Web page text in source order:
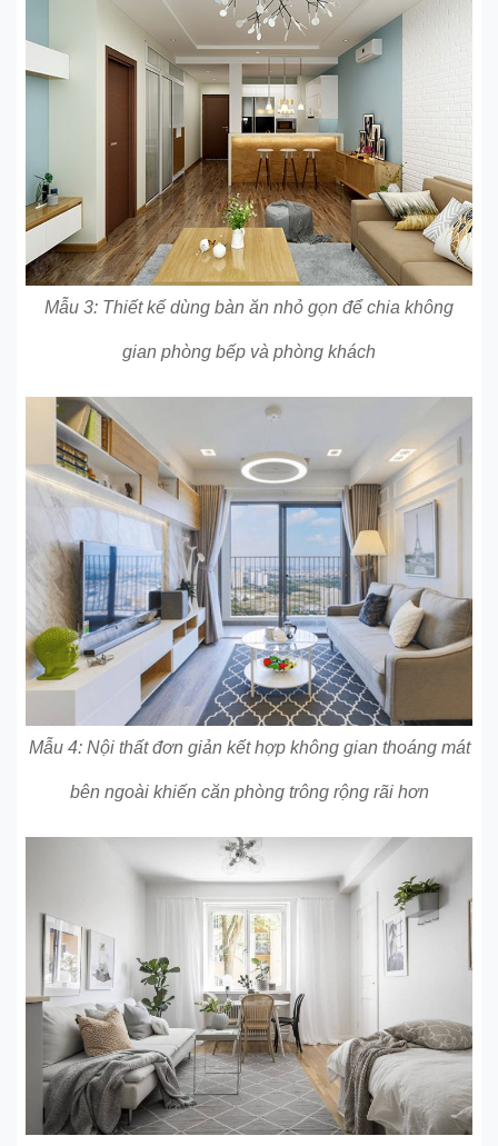
Mẫu 3: Thiết kế dùng bàn ăn nhỏ gọn để chia không
gian phòng bếp và phòng khách
Mẫu 4: Nội thất đơn giản kết hợp không gian thoáng mát
bên ngoài khiến căn phòng trông rộng rãi hơn